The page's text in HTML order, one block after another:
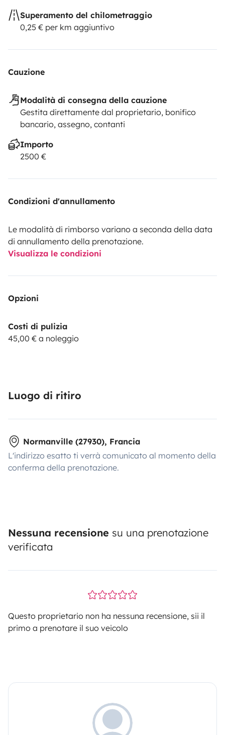
Superamento del chilometraggio
0,25 € per km aggiuntivo
Cauzione
Modalità di consegna della cauzione
Gestita direttamente dal proprietario, bonifico
bancario, assegno, contanti
Importo
2500 €
Condizioni d'annullamento
Le modalità di rimborso variano a seconda della data
di annullamento della prenotazione.
Visualizza le condizioni
Opzioni
Costi di pulizia
45,00 € a noleggio
Luogo di ritiro
Normanville (27930), Francia
L'indirizzo esatto ti verrà comunicato al momento della
conferma della prenotazione.
Nessuna recensione su una prenotazione
verificata
Questo proprietario non ha nessuna recensione, sii il
primo a prenotare il suo veicolo